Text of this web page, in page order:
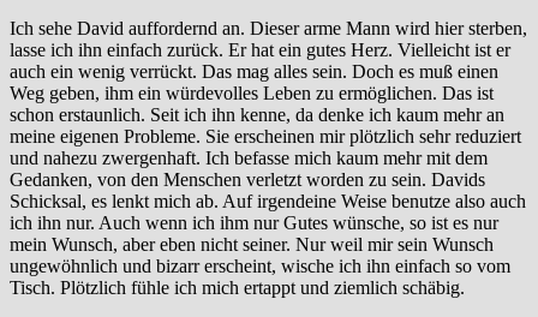
Ich sehe David auffordernd an. Dieser arme Mann wird hier sterben,
lasse ich ihn einfach zurück. Er hat ein gutes Herz. Vielleicht ist er
auch ein wenig verrückt. Das mag alles sein. Doch es muß einen
Weg geben, ihm ein würdevolles Leben zu ermöglichen. Das ist
schon erstaunlich. Seit ich ihn kenne, da denke ich kaum mehr an
meine eigenen Probleme. Sie erscheinen mir plötzlich sehr reduziert
und nahezu zwergenhaft. Ich befasse mich kaum mehr mit dem
Gedanken, von den Menschen verletzt worden zu sein. Davids
Schicksal, es lenkt mich ab. Auf irgendeine Weise benutze also auch
ich ihn nur. Auch wenn ich ihm nur Gutes wünsche, so ist es nur
mein Wunsch, aber eben nicht seiner. Nur weil mir sein Wunsch
ungewöhnlich und bizarr erscheint, wische ich ihn einfach so vom
Tisch. Plötzlich fühle ich mich ertappt und ziemlich schäbig.